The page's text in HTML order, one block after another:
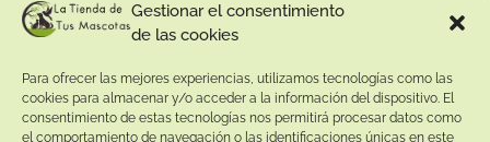
Gestionar el consentimiento
de las cookies
Para ofrecer las mejores experiencias, utilizamos tecnologías como las
cookies para almacenar y/o acceder a la información del dispositivo. El
consentimiento de estas tecnologías nos permitirá procesar datos como
el comportamiento de navegación o las identificaciones únicas en este
Contacto:
Dirección:
Calle Pepe Jiménez 19, Rute, 14950 Códoba. España
Teléfono: